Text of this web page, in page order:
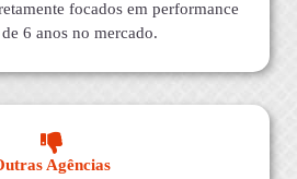
focados em performance
6 anos no mercado.
Agências